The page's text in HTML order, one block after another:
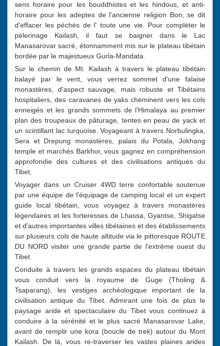
sens horaire pour les bouddhistes et les hindous, et anti-
horaire pour les adeptes de l'ancienne religion Bon, se dit
d'effacer les péchés de l' toute une vie. Pour compléter le
pèlerinage Kailash, il faut se baigner dans le Lac
Manasarovar sacré, étonnamment mis sur le plateau tibétain
bordée par le majestueux Gurla-Mandata.
Sur le chemin de Mt. Kailash à travers le plateau tibétain
balayé par le vent, vous verrez sommet d'une falaise
monastères, d'aspect sauvage, mais robuste et Tibétains
hospitaliers, des caravanes de yaks cheminent vers les cols
enneigés et les grands sommets de l'Himalaya au premier
plan des troupeaux de pâturage, tentes en peau de yack et
un scintillant lac turquoise. Voyageant à travers Norbulingka,
Sera et Drepung monastères, palais du Potala, Jokhang
temple et marchés Barkhor, vous gagnez en compréhension
approfondie des cultures et des civilisations antiques du
Tibet.
Voyager dans un Cruiser 4WD terre confortable soutenue
par une équipe de l'équipage de camping local et un expert
guide local tibétain, vous voyagez à travers monastères
légendaires et les forteresses de Lhassa, Gyantse, Shigatse
et d'autres importantes villes tibétaines et des établissements
sur plusieurs cols de haute altitude via le pittoresque ROUTE
DU NORD visiter une grande partie de l'extrême ouest du
Tibet.
Conduite à travers les grands espaces du plateau tibétain
vous conduit vers la royaume de Guge (Tholing &
Tsaparang), les vestiges archéologique important de la
civilisation antique du Tibet. Admirant une fois de plus le
paysage aride et spectaculaire du Tibet vous continuez à
conduire à la sérénité et le plus sacré Manasarovar Lake,
avant de remplir une kora (boucle de trek) autour du Mont
Kailash. De là, vous re-traverser les vastes plaines arides